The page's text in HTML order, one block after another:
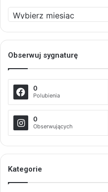
Archiwum
Obserwuj sygnaturę
0
Polubienia
0
Obserwujących
Kategorie